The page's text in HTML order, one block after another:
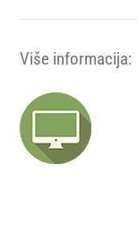
Više informacija: